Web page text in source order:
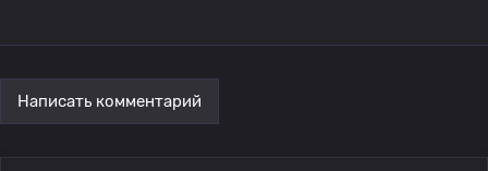
Написать комментарий